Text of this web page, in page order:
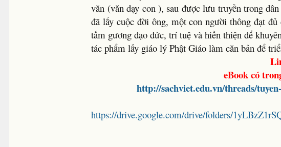
văn (văn dạy con ), sau được lưu truyền trong
đã lấy cuộc đời ông, một con người thông đạt
tấm gương đạo đức, trí tuệ và hiền thiện để
tác phẩm lấy giáo lý Phật Giáo làm căn bản để
eBook có
http://sachviet.edu.vn/threads/
https://drive.google.com/drive/folders/